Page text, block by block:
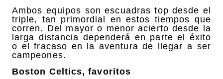
Ambos equipos son escuadras top desde el
triple, tan primordial en estos tiempos que
corren. Del mayor o menor acierto desde la
larga distancia dependerá en parte el éxito
o el fracaso en la aventura de llegar a ser
campeones.
Boston Celtics, favoritos